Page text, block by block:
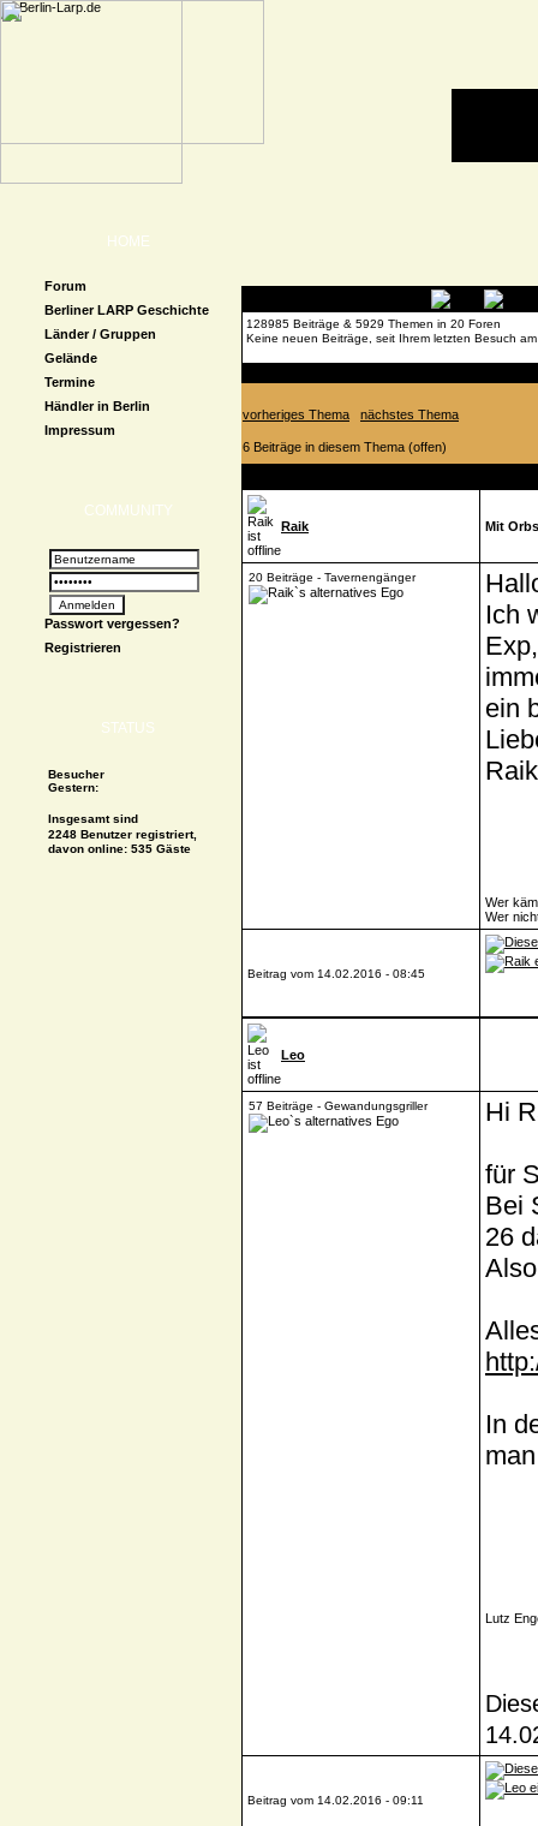
HOME
Forum
Berliner LARP Geschichte
Länder / Gruppen
Gelände
Termine
Händler in Berlin
Impressum
COMMUNITY
Passwort vergessen?
Registrieren
STATUS
Besucher
Gestern:
Insgesamt sind
2248 Benutzer registriert,
davon online: 535 Gäste
128985 Beiträge & 5929 Themen in 20 Foren
Keine neuen Beiträge, seit Ihrem letzten Besuch
vorheriges Thema nächstes Thema
6 Beiträge in diesem Thema (offen)
Raik Mit
20 Beiträge - Tavernengänger
Ich
ein
Wer
Wer
Beitrag vom 14.02.2016 - 08:45
Leo
57 Beiträge - Gewandungsgriller Hi
für
Bei
26
In
Lutz
Beitrag vom 14.02.2016 - 09:11